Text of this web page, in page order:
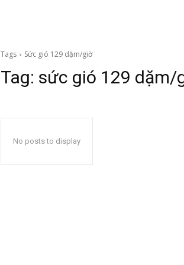
Tags Sức gió 129 dặm/giờ
Tag: sức gió 129 dặm/
No posts to display